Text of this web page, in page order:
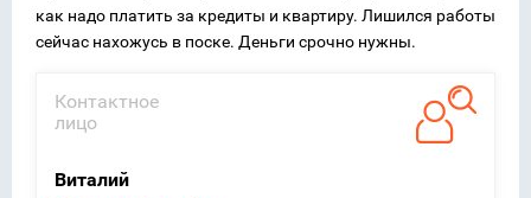
как надо платить за кредиты и квартиру. Лишился работы
сейчас нахожусь в поске. Деньги срочно нужны.
Контактное
лицо
Виталий